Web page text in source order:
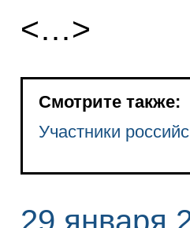
<…>
Смотрите также:
Участники
29 января